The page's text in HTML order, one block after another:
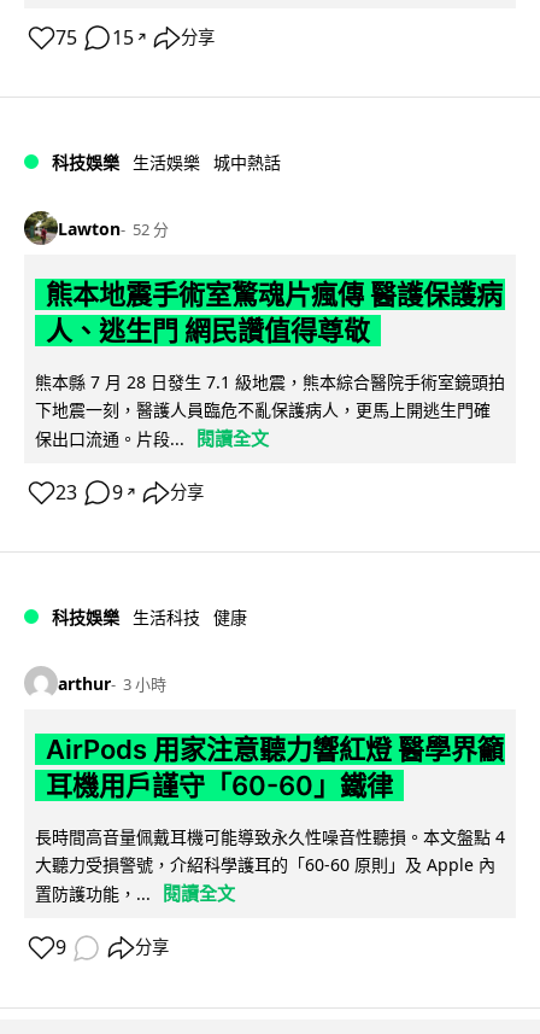
75 15 ↗ 分享
科技娛樂 生活娛樂 城中熱話
Lawton 52 分
熊本地震手術室驚魂片瘋傳 醫護保護病
人、逃生門 網民讚值得尊敬
熊本縣 7 月 28 日發生 7.1 級地震，熊本綜合醫院手術室鏡頭拍
下地震一刻，醫護人員臨危不亂保護病人，更馬上開逃生門確
保出口流通。片段...
閱讀全文
23 9 ↗ 分享
科技娛樂 生活科技 健康
arthur 3 小時
AirPods 用家注意聽力響紅燈 醫學界籲
耳機用戶謹守「60-60」鐵律
長時間高音量佩戴耳機可能導致永久性噪音性聽損。本文盤點 4
大聽力受損警號，介紹科學護耳的「60-60 原則」及 Apple 內
置防護功能，...
閱讀全文
9 分享